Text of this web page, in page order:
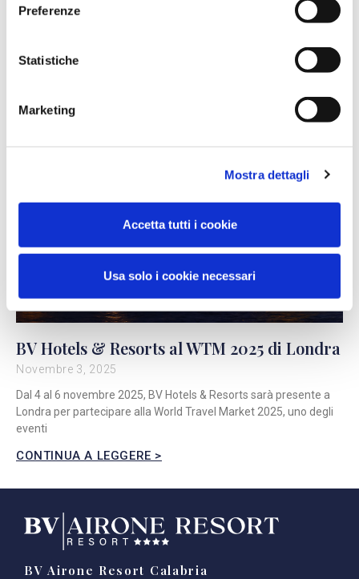
Preferenze
Statistiche
Marketing
Mostra dettagli
Accetta tutti i cookie
Usa solo i cookie necessari
Il 18 e 19 novembre 2025, BV Hotels & Resorts sarà presente a
CONTINUA A LEGGERE >
BV Hotels & Resorts al WTM 2025 di Londra
Novembre 3, 2025
Dal 4 al 6 novembre 2025, BV Hotels & Resorts sarà presente a
Londra per partecipare alla World Travel Market 2025, uno degli
eventi
CONTINUA A LEGGERE >
BV Airone Resort Calabria